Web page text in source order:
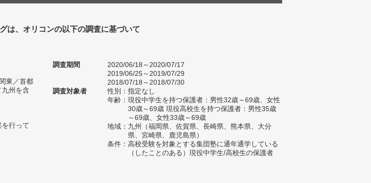
は、オリコンの以下の調査に基づいて
東／首都
州を含
行って
調査期間
2020/06/18～2020/07/17
2019/06/25～2019/07/29
2018/07/18～2018/07/30
調査対象者
性別：指定なし
年齢：現役中学生を持つ保護者：男性32歳～69歳、女性
30歳～69歳 現役高校生を持つ保護者：男性35歳
～69歳、女性33歳～69歳
地域：九州（福岡県、佐賀県、長崎県、熊本県、大分
県、宮崎県、鹿児島県）
条件：高校受験を対象とする集団塾に通年通学している
（したことのある）現役中学生/高校生の保護者